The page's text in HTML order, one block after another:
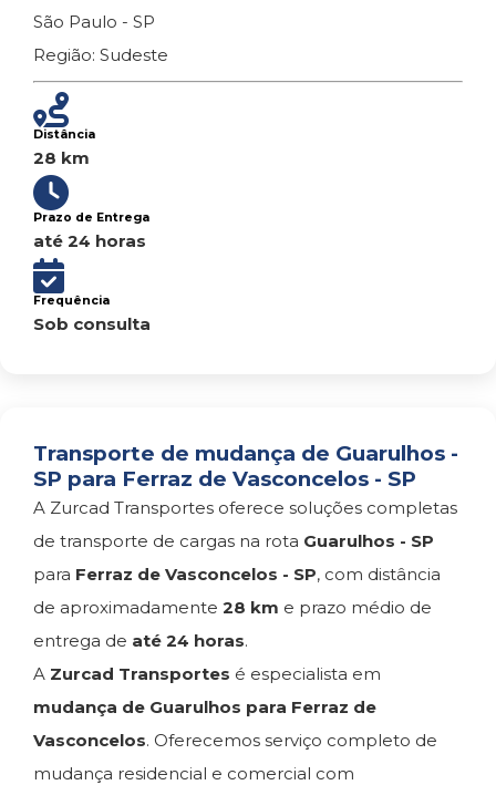
São Paulo - SP
Região: Sudeste
Distância
28 km
Prazo de Entrega
até 24 horas
Frequência
Sob consulta
Transporte de mudança de Guarulhos -
SP para Ferraz de Vasconcelos - SP
A Zurcad Transportes oferece soluções completas
de transporte de cargas na rota Guarulhos - SP
para Ferraz de Vasconcelos - SP, com distância
de aproximadamente 28 km e prazo médio de
entrega de até 24 horas.
A Zurcad Transportes é especialista em
mudança de Guarulhos para Ferraz de
Vasconcelos. Oferecemos serviço completo de
mudança residencial e comercial com